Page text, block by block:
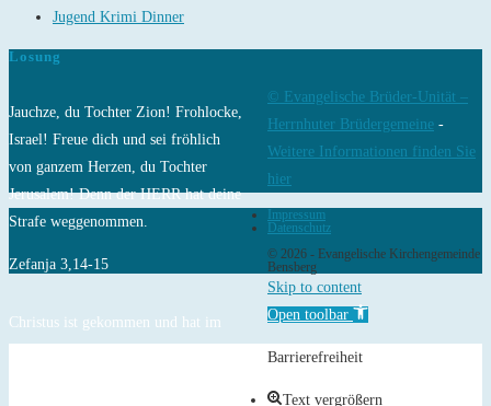
Jugend Krimi Dinner
Losung
Jauchze, du Tochter Zion! Frohlocke,
Israel! Freue dich und sei fröhlich
von ganzem Herzen, du Tochter
Jerusalem! Denn der HERR hat deine
Strafe weggenommen.
Zefanja 3,14-15
Christus ist gekommen und hat im
© Evangelische Brüder-Unität –
Herrnhuter Brüdergemeine -
Weitere Informationen finden Sie
hier
Impressum
Datenschutz
© 2026 - Evangelische Kirchengemeinde
Bensberg
Skip to content
Open toolbar
Barrierefreiheit
Text vergrößern